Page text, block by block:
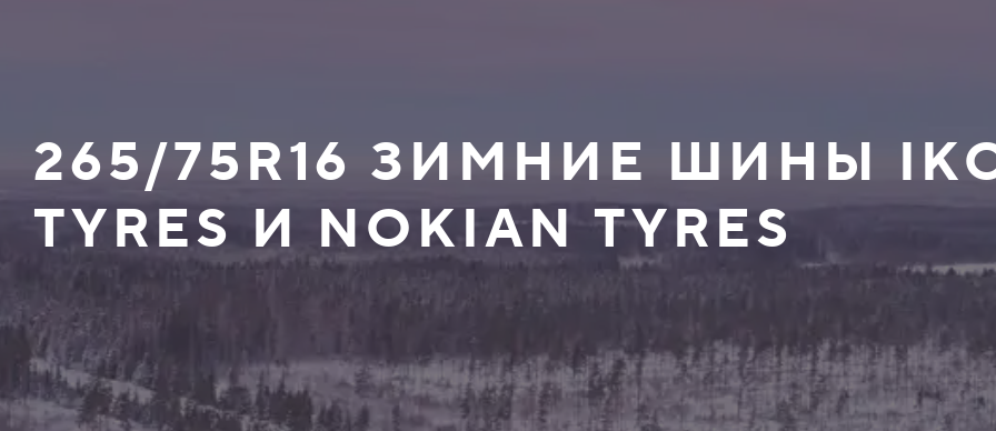
265/75R16 ЗИМНИЕ ШИНЫ
TYRES И NOKIAN TYRES